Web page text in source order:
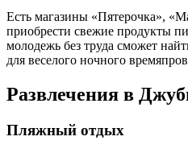
Есть магазины «Пятерочка»,
приобрести свежие продукты
молодежь без труда сможет
для веселого ночного
Развлечения в
Пляжный отдых